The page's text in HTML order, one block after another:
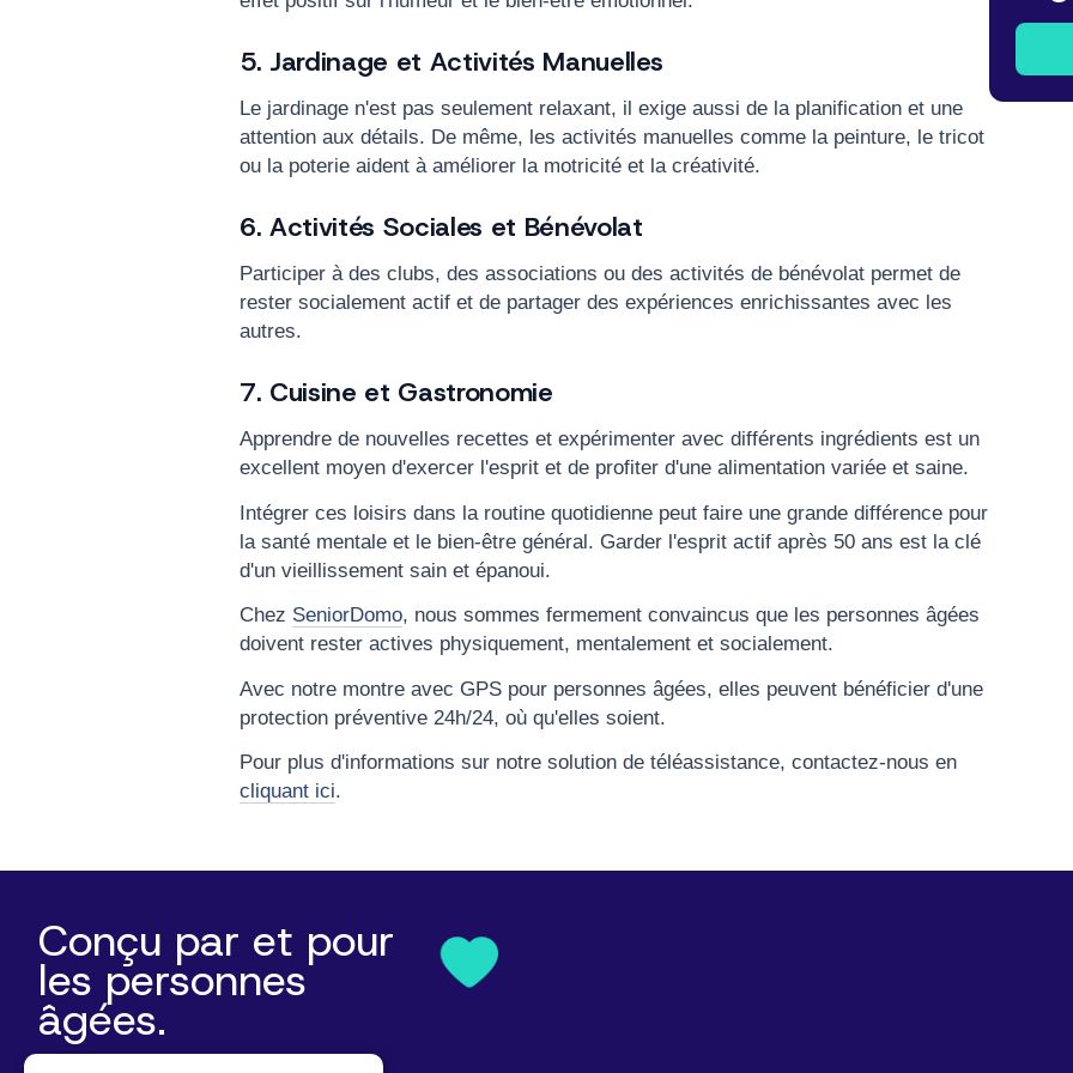
5. Jardinage et Activités Manuelles
Le jardinage n'est pas seulement relaxant, il exige aussi de la planification et une
attention aux détails. De même, les activités manuelles comme la peinture, le tricot
ou la poterie aident à améliorer la motricité et la créativité.
6. Activités Sociales et Bénévolat
Participer à des clubs, des associations ou des activités de bénévolat permet de
rester socialement actif et de partager des expériences enrichissantes avec les
autres.
7. Cuisine et Gastronomie
Apprendre de nouvelles recettes et expérimenter avec différents ingrédients est un
excellent moyen d'exercer l'esprit et de profiter d'une alimentation variée et saine.
Intégrer ces loisirs dans la routine quotidienne peut faire une grande différence pour
la santé mentale et le bien-être général. Garder l'esprit actif après 50 ans est la clé
d'un vieillissement sain et épanoui.
Chez SeniorDomo, nous sommes fermement convaincus que les personnes âgées
doivent rester actives physiquement, mentalement et socialement.
Avec notre montre avec GPS pour personnes âgées, elles peuvent bénéficier d'une
protection préventive 24h/24, où qu'elles soient.
Pour plus d'informations sur notre solution de téléassistance, contactez-nous en
cliquant ici.
Conçu par et pour
les personnes
âgées.